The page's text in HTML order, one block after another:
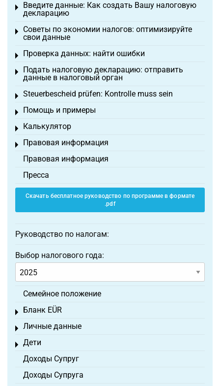
Введите данные: Как создать Вашу налоговую
декларацию
Toggle menu
Советы по экономии налогов: оптимизируйте
свои данные
Toggle menu
Проверка данных: найти ошибки
Toggle menu
Подать налоговую декларацию: отправить
данные в налоговый орган
Toggle menu
Steuerbescheid prüfen: Kontrolle muss sein
Toggle menu
Помощь и примеры
Toggle menu
Калькулятор
Toggle menu
Правовая информация
Toggle menu
Правовая информация
Пресса
Скачать бесплатное руководство по программе в формате
.pdf
Руководство по налогам:
Выбор налогового года:
Семейное положение
Бланк EÜR
Toggle menu
Личные данные
Toggle menu
Дети
Toggle menu
Доходы Супруг
Доходы Супруга